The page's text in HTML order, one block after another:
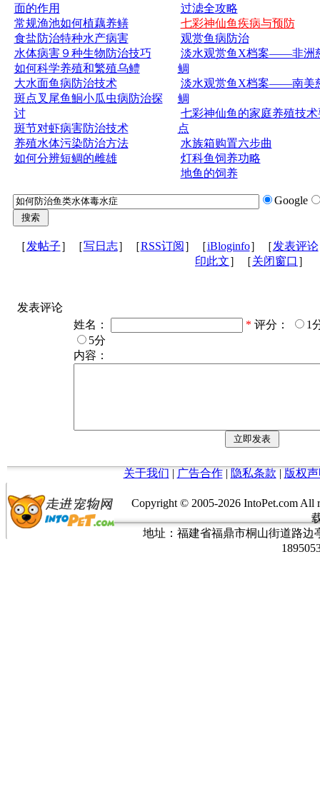
面的作用
常规渔池如何植藕养鳝
食盐防治特种水产病害
水体病害９种生物防治技巧
如何科学养殖和繁殖乌鳢
大水面鱼病防治技术
斑点叉尾鱼鮰小瓜虫病防治探
讨
斑节对虾病害防治技术
养殖水体污染防治方法
如何分辨短鲷的雌雄
过滤全攻略
七彩神仙鱼疾病与预防
观赏鱼病防治
淡水观赏鱼X档案——非洲
鲷
淡水观赏鱼X档案——南美
鲷
七彩神仙鱼的家庭养殖技术
点
水族箱购置六步曲
灯科鱼饲养功略
地鱼的饲养
Google
［发帖子］［写日志］［RSS订阅 ］［iBloginfo］［发表评论
印此文］［关闭窗口 ］
发表评论
姓名：
* 评分：
1
5分
内容：
关于我们 | 广告合作| 隐私条款 | 版权
Copyright © 2005-2026 IntoPet.com
地址：福建省福鼎市桐山街道路边